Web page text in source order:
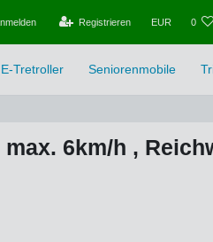
Registrieren EUR 0
Tretroller Seniorenmobile
6km/h ,